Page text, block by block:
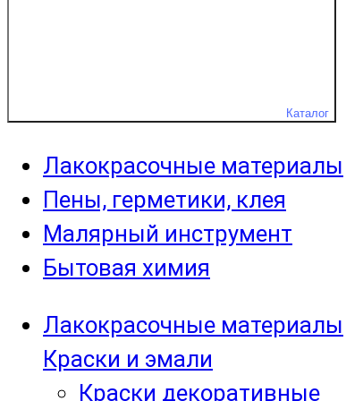
Каталог
Лакокрасочные материалы
Пены, герметики, клея
Малярный инструмент
Бытовая химия
Лакокрасочные материалы
Краски и эмали
Краски декоративные